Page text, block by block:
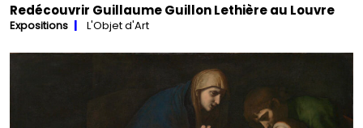
Redécouvrir Guillaume Guillon Lethière au Louvre
Expositions L'Objet d'Art